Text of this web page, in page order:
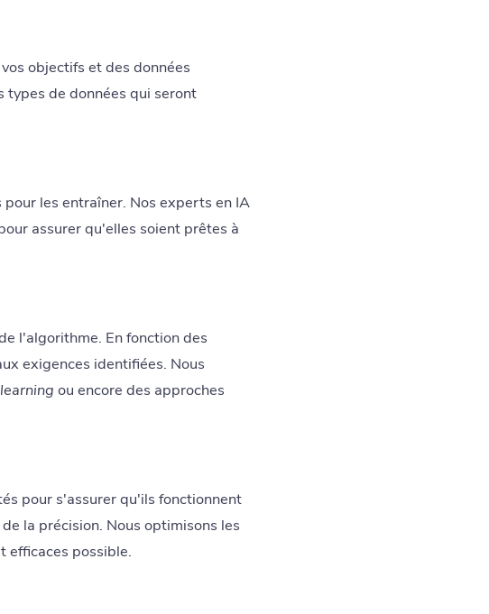
objectifs et des données
types de données qui seront
les entraîner. Nos experts en IA
assurer qu'elles soient prêtes à
l'algorithme. En fonction des
exigences identifiées. Nous
ou encore des approches
pour s'assurer qu'ils fonctionnent
la précision. Nous optimisons les
efficaces possible.